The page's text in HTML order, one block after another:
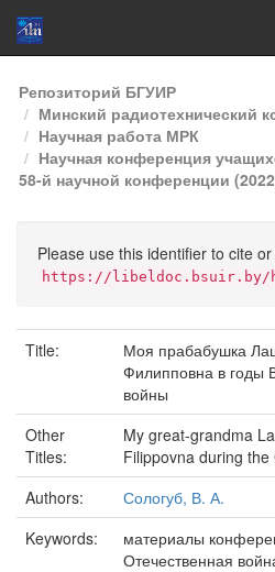
Skip
navigation
Репозиторий БГУИР
Минский радиотехнический
Научная работа МРК
Научная конференция
58-й научной конференции
Please use this identifier to cite
https://libeldoc.bsuir.by/
Title:
Моя прабабушка
Филипповна в годы
войны
Other
Titles:
My great-grandma
Filippovna during
Authors:
Сологуб, В. А.
Keywords:
материалы
Отечественная